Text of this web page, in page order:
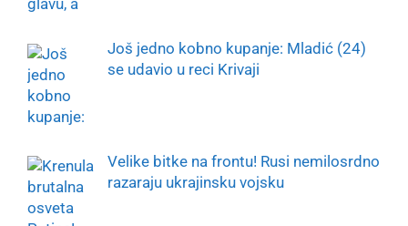
Još jedno kobno kupanje: Mladić (24)
se udavio u reci Krivaji
Velike bitke na frontu! Rusi nemilosrdno
razaraju ukrajinsku vojsku